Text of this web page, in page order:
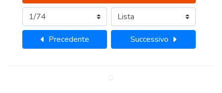
Precedente Successivo